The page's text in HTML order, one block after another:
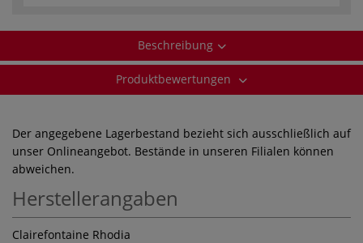
Beschreibung
Produktbewertungen
Der angegebene Lagerbestand bezieht sich ausschließlich auf
unser Onlineangebot. Bestände in unseren Filialen können
abweichen.
Herstellerangaben
Clairefontaine Rhodia